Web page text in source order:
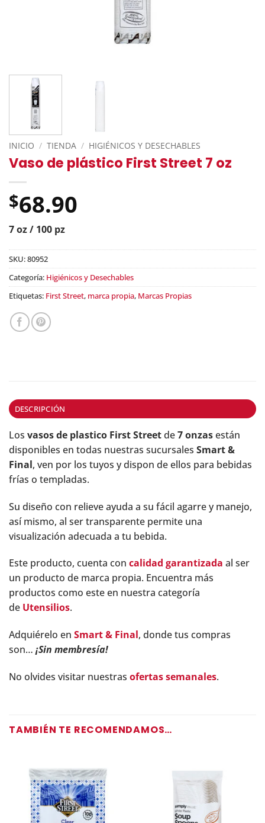
INICIO / TIENDA / HIGIÉNICOS Y DESECHABLES
Vaso de plástico First Street 7 oz
$68.90
7 oz / 100 pz
SKU:80952
Categoría: Higiénicos y Desechables
Etiquetas: First Street, marca propia, Marcas Propias
DESCRIPCIÓN
Los vasos de plastico First Streetde7 onzasestán
disponibles en todas nuestras sucursales Smart &
Final, ven por los tuyos y dispon de ellos para bebidas
frías o templadas.
Su diseño con relieve ayuda a su fácil agarre y manejo,
así mismo, al ser transparente permite una
visualización adecuada a tu bebida.
Este producto, cuenta con calidad garantizada al ser
un producto de marca propia. Encuentra más
productos como este en nuestra categoría
de Utensilios.
Adquiérelo en Smart & Final, donde tus compras
son… ¡Sin membresía!
No olvides visitar nuestras ofertas semanales.
TAMBIÉN TE RECOMENDAMOS…